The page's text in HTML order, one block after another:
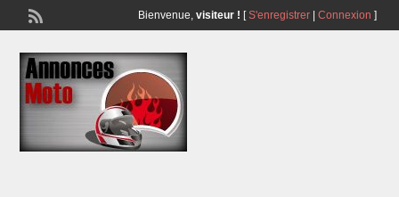
Bienvenue, visiteur ! [S'enregistrer| Connexion ]